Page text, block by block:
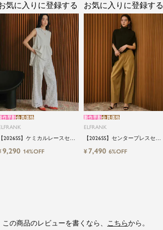
【2026SS】ケミカルレースセミ
フレアパンツ
作早割会員価格
9,290 14%OFF
気に入りに登録する
ELFRANK
【2026SS】センタープレスセミ
ワイドストレートパンツ
Washable
新作早割会員価格
¥7,490 6%OFF
お気に入りに登録する
の商品のレビューを書くなら、 こちらから。